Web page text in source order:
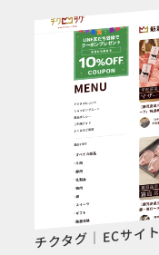
チクタグ｜ECサイト